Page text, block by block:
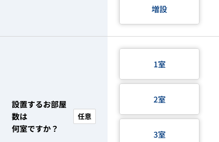
増設
設置するお部屋
数は
何室ですか？
任意
1室
2室
3室